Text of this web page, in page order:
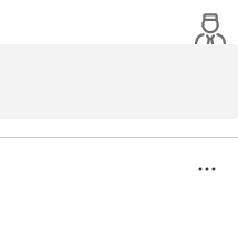
で良かったです。快適な空間